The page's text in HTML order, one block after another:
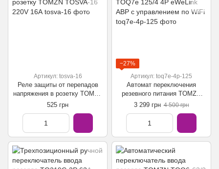
Артикул: tosva-16
Реле защиты от перепадов
напряжения в розетку TOMZN
TOSVA-16 220V 16А
525 грн
−27%
Артикул: toq7e-4p-125
Автомат переключения
резевного питания TOMZN
TOQ7e 125/4 4P eWeLink АВР
с управлением по WiFi
3 299 грн 4 500 грн